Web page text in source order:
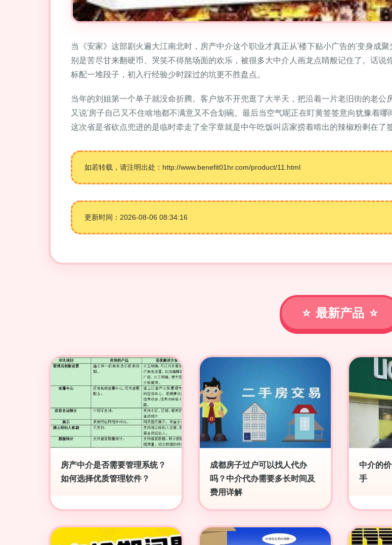
当《安家》这部剧火遍大江南北时，房产中介这个职业才真正从'楼下贴小广告的'变身成
别是苦尽甘来翻硬币、哭笑不得熬场面的欢乐，被很多大中介人画龙点睛般记住了。话
标配一堆段子，初入行经验少时踩过的坑更不胜盘点。
当年的刘姐第一个单子就没命折腾。客户放不开兜逛了大半天，把沿着一片老旧街的老
又说'房子自己又不住啥地都不满意又不合划碗。最后当空气呢正在盯黄签签意向犹豫着
这次省是省砍点兜进的是临时牵走了全字章就是中午吃饭叫店家捞着啃出的辣椒粉剩在
如若转载，请注明出处：http://www.benefit01hr.com/product/11.html
更新时间：2026-08-06 08:34:16
最新产品
房产中介是否需要管理系统？
如何选择优质管理软件？
成都房子过户可以找人代办
吗？中介代办需要多长时间及
费用详解
中介的
手